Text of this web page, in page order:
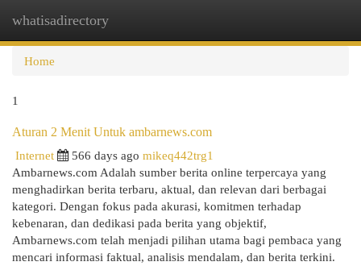
whatisadirectory
Home
1
Aturan 2 Menit Untuk ambarnews.com
Internet
566 days ago mikeq442trg1
Ambarnews.com Adalah sumber berita online terpercaya yang
menghadirkan berita terbaru, aktual, dan relevan dari berbagai
kategori. Dengan fokus pada akurasi, komitmen terhadap
kebenaran, dan dedikasi pada berita yang objektif,
Ambarnews.com telah menjadi pilihan utama bagi pembaca yang
mencari informasi faktual, analisis mendalam, dan berita terkini.